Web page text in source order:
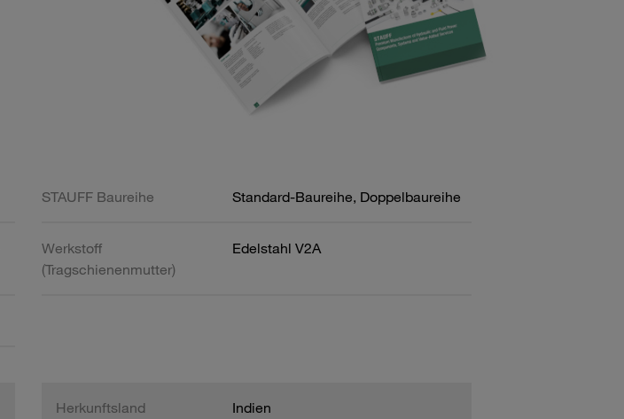
STAUFF Baureihe Standard-Baureihe, Doppelbaureihe
Werkstoff
(Tragschienenmutter)
Edelstahl V2A
Herkunftsland Indien